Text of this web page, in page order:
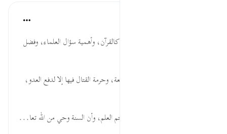
يَسْأَلُونَكَ... السنة مصدر للتشريع كالقرآن، وأهمية سؤال العلماء، وفضل
الْحَرَامِ... تعظيم الأشهر الحرم الأربعة، وحرمة القتال فيها إلا لدفع العدو،
قُلْ... وجوب تعليم الناس وعدم كتم العلم، وأن السنة وحي من الله تعا...